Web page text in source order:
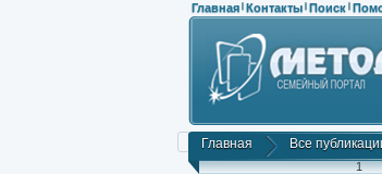
Главная | Контакты | Поиск |
Главная Все
1